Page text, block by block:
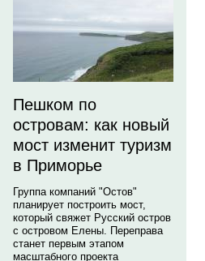
Пешком по
островам: как новый
мост изменит туризм
в Приморье
Группа компаний "Остов"
планирует построить мост,
который свяжет Русский остров
с островом Елены. Переправа
станет первым этапом
масштабного проекта